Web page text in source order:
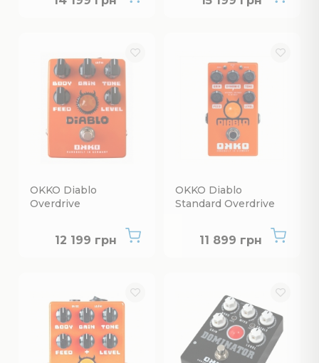
OKKO Diablo
Overdrive
12 199 грнНет в наличии
OKKO Diablo
Standard Overdrive
11 899 грнНет в наличии